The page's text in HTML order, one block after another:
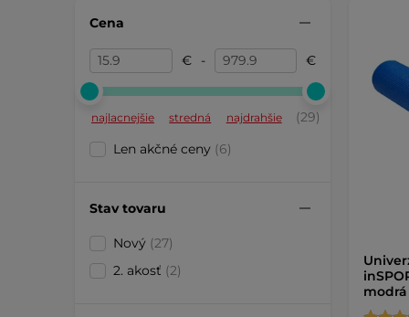
Cena
€ - €
najlacnejšie stredná najdrahšie
(29)
Len akčné ceny (6)
Stav tovaru
Nový (27)
2. akosť (2)
modrá